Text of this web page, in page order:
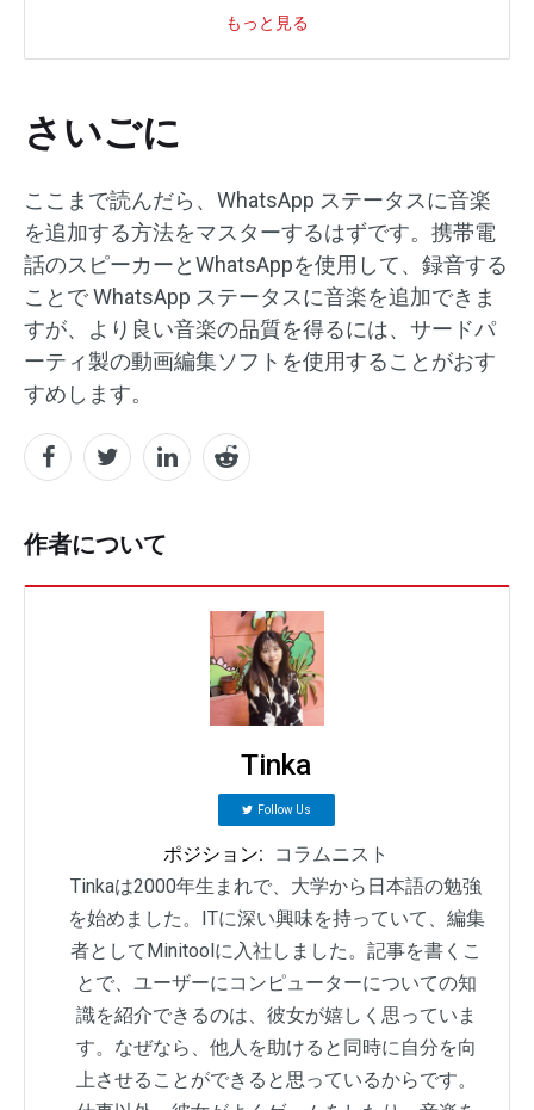
もっと見る
さいごに
ここまで読んだら、WhatsApp ステータスに音楽
を追加する方法をマスターするはずです。携帯電
話のスピーカーとWhatsAppを使用して、録音する
ことで WhatsApp ステータスに音楽を追加できま
すが、より良い音楽の品質を得るには、サードパ
ーティ製の動画編集ソフトを使用することがおす
すめします。
作者について
Tinka
Follow Us
ポジション:
コラムニスト
Tinkaは2000年生まれで、大学から日本語の勉強
を始めました。ITに深い興味を持っていて、編集
者としてMinitoolに入社しました。記事を書くこ
とで、ユーザーにコンピューターについての知
識を紹介できるのは、彼女が嬉しく思っていま
す。なぜなら、他人を助けると同時に自分を向
上させることができると思っているからです。